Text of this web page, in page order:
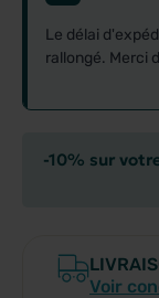
Le délai
rallongé. Merci
-10% sur
Voir